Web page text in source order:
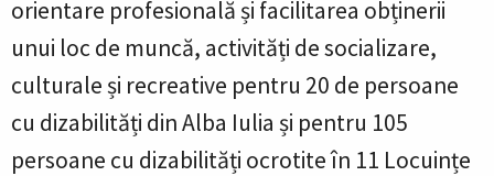
orientare profesională și facilitarea obținerii
unui loc de muncă, activități de socializare,
culturale și recreative pentru 20 de persoane
cu dizabilități din Alba Iulia și pentru 105
persoane cu dizabilități ocrotite în 11 Locuințe